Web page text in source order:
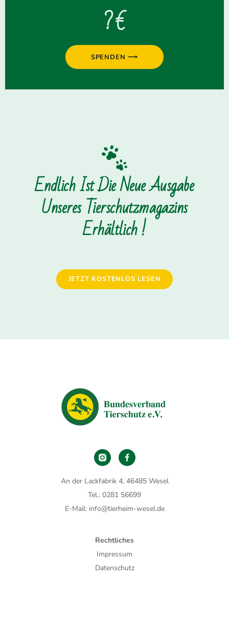
? €
SPENDEN ⟶
Endlich Ist Die Neue Ausgabe
Unseres Tierschutzmagazins
Erhältlich !
JETZT KOSTENLOS LESEN
An der Lackfabrik 4, 46485 Wesel
Tel.: 0281 56699
E-Mail: info@tierheim-wesel.de
Rechtliches
Impressum
Datenschutz